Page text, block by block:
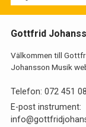
Gottfrid
Välkommen till
Johansson Musik
Telefon: 072 451
E-post instrument: